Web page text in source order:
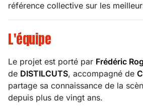
référence collective sur les
L'équipe
Le projet est porté par Frédéric
de DISTILCUTS, accompagné de
partage sa connaissance de la
depuis plus de vingt ans.